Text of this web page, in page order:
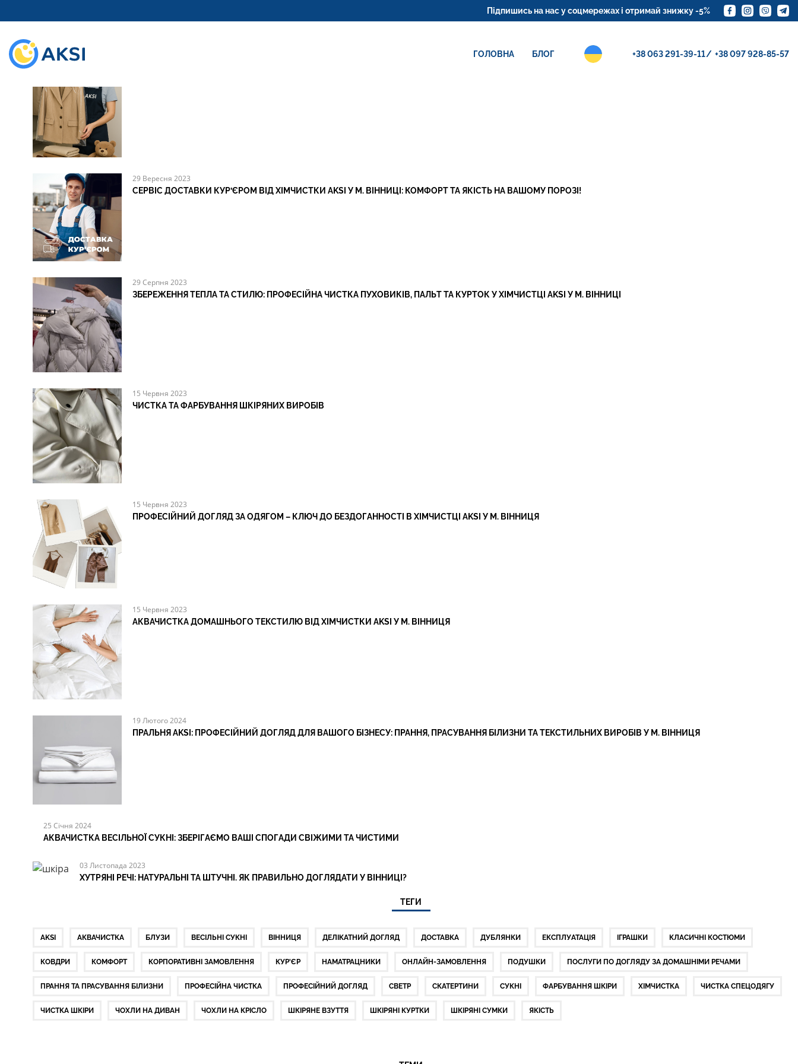
Підпишись на нас у соцмережах і отримай знижку -5% Замовте доставку
ГОЛОВНА БЛОГ +38 063 291-39-11 +38 097 928-85-57
ПОСЛУГИ ПО ДОГЛЯДУ ЗА ОДЯГОМ
29 Вересня 2023
СЕРВІС ДОСТАВКИ КУР’ЄРОМ ВІД ХІМЧИСТКИ AKSI У М. ВІННИЦІ: КОМФОРТ ТА ЯКІСТЬ НА ВАШОМУ ПОРОЗІ!
29 Серпня 2023
ЗБЕРЕЖЕННЯ ТЕПЛА ТА СТИЛЮ: ПРОФЕСІЙНА ЧИСТКА ПУХОВИКІВ, ПАЛЬТ ТА КУРТОК У ХІМЧИСТЦІ AKSI У М. ВІННИЦІ
15 Червня 2023
ЧИСТКА ТА ФАРБУВАННЯ ШКІРЯНИХ ВИРОБІВ
15 Червня 2023
ПРОФЕСІЙНИЙ ДОГЛЯД ЗА ОДЯГОМ – КЛЮЧ ДО БЕЗДОГАННОСТІ В ХІМЧИСТЦІ AKSI У М. ВІННИЦЯ
15 Червня 2023
АКВАЧИСТКА ДОМАШНЬОГО ТЕКСТИЛЮ ВІД ХІМЧИСТКИ AKSI У М. ВІННИЦЯ
19 Лютого 2024
ПРАЛЬНЯ AKSI: ПРОФЕСІЙНИЙ ДОГЛЯД ДЛЯ ВАШОГО БІЗНЕСУ: ПРАННЯ, ПРАСУВАННЯ БІЛИЗНИ ТА ТЕКСТИЛЬНИХ ВИРОБІВ У М. ВІННИЦЯ
25 Січня 2024
АКВАЧИСТКА ВЕСІЛЬНОЇ СУКНІ: ЗБЕРІГАЄМО ВАШІ СПОГАДИ СВІЖИМИ ТА ЧИСТИМИ
03 Листопада 2023
ХУТРЯНІ РЕЧІ: НАТУРАЛЬНІ ТА ШТУЧНІ. ЯК ПРАВИЛЬНО ДОГЛЯДАТИ У ВІННИЦІ?
ТЕГИ
AKSI АКВАЧИСТКА БЛУЗИ ВЕСІЛЬНІ СУКНІ ВІННИЦЯ ДЕЛІКАТНИЙ ДОГЛЯД ДОСТАВКА ДУБЛЯНКИ ЕКСПЛУАТАЦІЯ ІГРАШКИ КЛАСИЧНІ КОСТЮМИ
КОВДРИ КОМФОРТ КОРПОРАТИВНІ ЗАМОВЛЕННЯ КУР'ЄР НАМАТРАЦНИКИ ОНЛАЙН-ЗАМОВЛЕННЯ ПОДУШКИ ПОСЛУГИ ПО ДОГЛЯДУ ЗА ДОМАШНІМИ РЕЧАМИ
ПРАННЯ ТА ПРАСУВАННЯ БІЛИЗНИ ПРОФЕСІЙНА ЧИСТКА ПРОФЕСІЙНИЙ ДОГЛЯД СВЕТР СКАТЕРТИНИ СУКНІ ФАРБУВАННЯ ШКІРИ ХІМЧИСТКА ЧИСТКА СПЕЦОДЯГУ
ЧИСТКА ШКІРИ ЧОХЛИ НА ДИВАН ЧОХЛИ НА КРІСЛО ШКІРЯНЕ ВЗУТТЯ ШКІРЯНІ КУРТКИ ШКІРЯНІ СУМКИ ЯКІСТЬ